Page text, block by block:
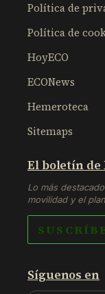
Política de
Política de
HoyECO
ECONews
Hemeroteca
Sitemaps
El boletín de
Lo más
movilidad y el
Síguenos en